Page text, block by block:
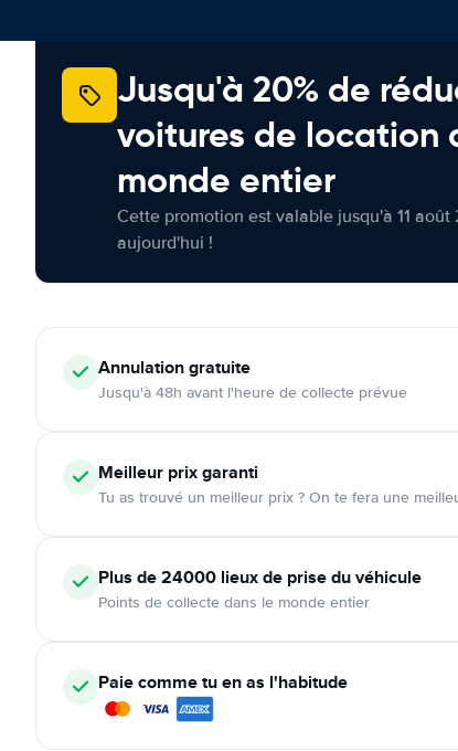
Jusqu'à 20% de
voitures de location
monde entier
Cette promotion est valable jusqu'à 11
aujourd'hui !
Annulationgratuite
Jusqu'à 48h avant l'heure de collecte prévue
Meilleur prix garanti
Tu as trouvé un meilleur prix ? On te fera une
Plus de 24000 lieux de prise du véhicule
Points de collecte dans le monde entier
Paie comme tu en as l'habitude